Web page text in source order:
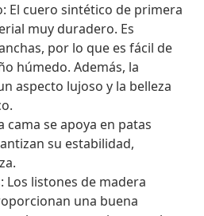
El cuero sintético de primera
muy duradero. Es
por lo que es fácil de
húmedo. Además, la
aspecto lujoso y la belleza
cama se apoya en patas
su estabilidad,
Los listones de madera
una buena